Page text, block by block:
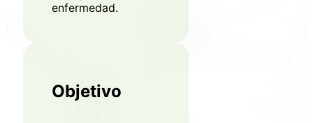
enfermedad.
Objetivo